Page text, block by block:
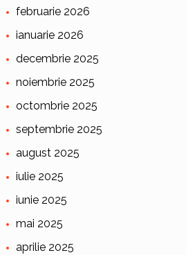
februarie 2026
ianuarie 2026
decembrie 2025
noiembrie 2025
octombrie 2025
septembrie 2025
august 2025
iulie 2025
iunie 2025
mai 2025
aprilie 2025